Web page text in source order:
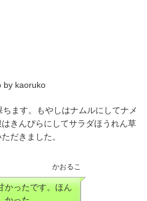
by kaoruko
ます。もやしはナムルにしてナメ
きんぴらにしてサラダほうれん草
だきました。
かおるこ
かったです。ほん